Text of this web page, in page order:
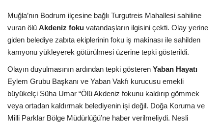
Gündem
Dünya
Muğla’nın Bodrum ilçesine bağlı Turgutreis Mahallesi sahiline
vuran ölü Akdeniz foku vatandaşların ilgisini çekti. Olay yerine
giden belediye zabıta ekiplerinin foku iş makinası ile sahilden
kamyonu yükleyerek götürülmesi üzerine tepki gösterildi.
Olayın duyulmasının ardından tepki gösteren Yaban Hayatı
Eylem Grubu Başkanı ve Yaban Vakfı kurucusu emekli
büyükelçi Süha Umar “Ölü Akdeniz fokunu kaldırıp gömmek
veya ortadan kaldırmak belediyenin işi değil. Doğa Koruma ve
Milli Parklar Bölge Müdürlüğü’ne haber verilmeliydi. Nesli